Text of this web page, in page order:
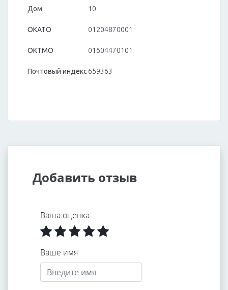
Дом 10
ОКАТО 01204870001
ОКТМО 01604470101
Почтовый индекс659363
Добавить отзыв
Ваша оценка:
Ваше имя